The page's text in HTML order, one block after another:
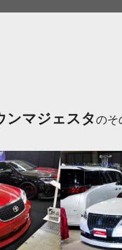
ンマジェスタのそ